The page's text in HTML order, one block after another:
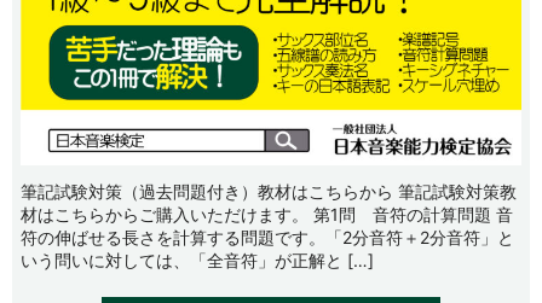
筆記試験対策（過去問題付き）教材はこちらから 筆記試験対策教
材はこちらからご購入いただけます。 第1問 音符の計算問題 音
符の伸ばせる長さを計算する問題です。「2分音符＋2分音符」と
いう問いに対しては、「全音符」が正解と […]